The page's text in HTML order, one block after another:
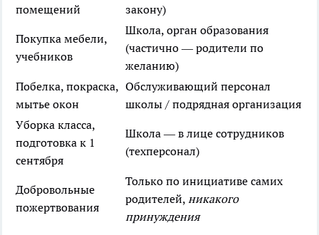
помещений
закону)
Покупка мебели,
учебников
Школа, орган образования
(частично — родители по
желанию)
Побелка, покраска,
мытье окон
Обслуживающий персонал
школы / подрядная организация
Уборка класса,
подготовка к 1
сентября
Школа — в лице сотрудников
(техперсонал)
Добровольные
пожертвования
Только по инициативе самих
родителей, никакого
принуждения